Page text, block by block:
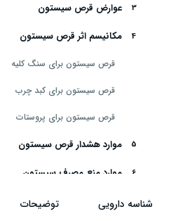
عوارض قرص سیستون
مکانیسم اثر قرص سیستون
قرص سیستون برای سنگ کلیه
قرص سیستون برای کبد چرب
قرص سیستون برای پروستات
موارد هشدار قرص سیستون
موارد منع مصرف سیستون
تداخل دارویی قرص سیستونشناسه دارویی توضیحات